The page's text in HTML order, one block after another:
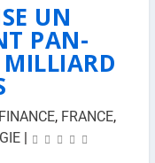
UN
PAN-
MILLIARD
FINANCE, FRANCE,
|